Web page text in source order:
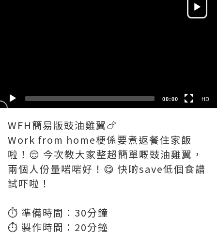
00:00 HD
WFH簡易版豉油雞翼🍗
Work from home梗係要煮返餐住家飯
啦！😌 今次教大家整超簡單嘅豉油雞翼，
兩個人份量啱啱好！😋 快啲save低個食譜
試吓啦！
⏱️ 準備時間：30分鐘
⏱️ 製作時間：20分鐘